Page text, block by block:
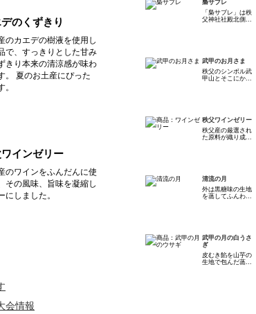
のくずきり
のカエデの樹液を使用し
で、すっきりとした甘み
きり本来の清涼感が味わ
。 夏のお土産にぴった
。
インゼリー
のワインをふんだんに使
その風味、旨味を凝縮し
にしました。
会情報
梟サブレ
「梟サブレ」は秩
父神社社殿北側...
武甲のお月さま
秩父のシンボル武
甲山とそこにか...
秩父ワインゼリー
秩父産の厳選され
た原料が織り成...
清流の月
外は黒糖味の生地
を蒸してふんわ...
武甲の月の白うさ
ぎ
皮むき餡を山芋の
生地で包んだ蒸...